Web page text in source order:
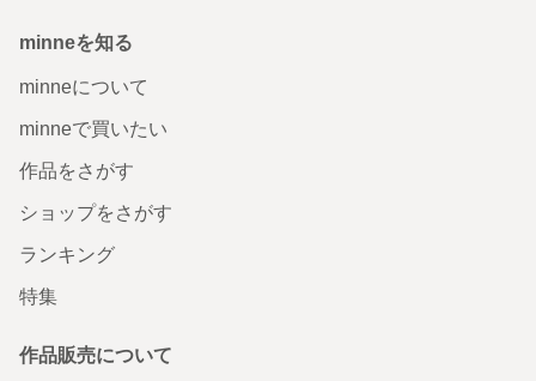
minneを知る
minneについて
minneで買いたい
作品をさがす
ショップをさがす
ランキング
特集
作品販売について